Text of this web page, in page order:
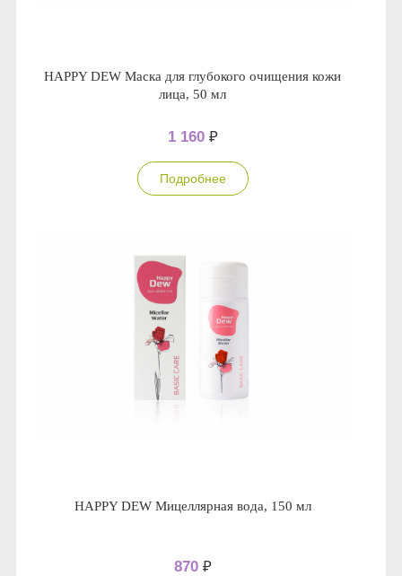
HAPPY DEW Маска для глубокого очищения кожи
лица, 50 мл
1 160 ₽
Подробнее
HAPPY DEW Мицеллярная вода, 150 мл
870 ₽